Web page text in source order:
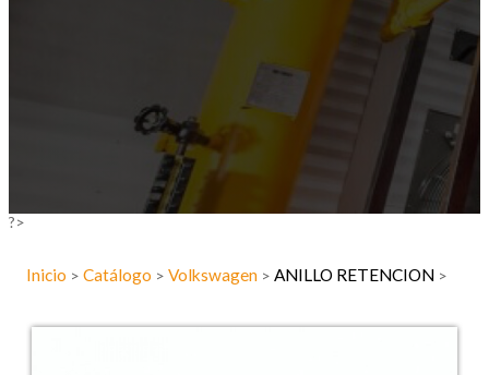
?>
Inicio > Catálogo > Volkswagen > ANILLO RETENCION >